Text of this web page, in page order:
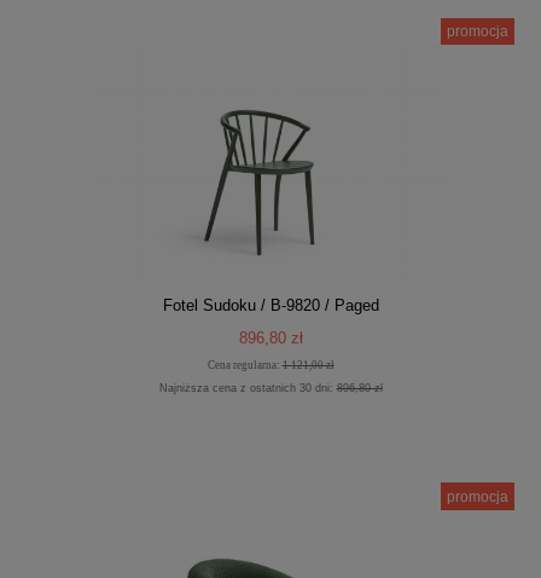
Fotel Sudoku / B-9820 / Paged
896,80 zł
Cena regularna:1 121,00 zł
Najniższa cena z ostatnich 30 dni:896,80 zł
promocja
promocja